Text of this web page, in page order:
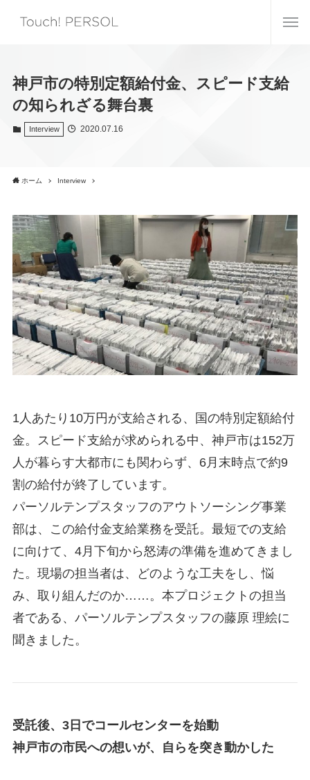
神戸市の特別定額給付金、スピード支給
の知られざる舞台裏
Interview 2020.07.16
ホーム Interview
1人あたり10万円が支給される、国の特別定額給付
金。スピード支給が求められる中、神戸市は152万
人が暮らす大都市にも関わらず、6月末時点で約9
割の給付が終了しています。
パーソルテンプスタッフのアウトソーシング事業
部は、この給付金支給業務を受託。最短での支給
に向けて、4月下旬から怒涛の準備を進めてきまし
た。現場の担当者は、どのような工夫をし、悩
み、取り組んだのか……。本プロジェクトの担当
者である、パーソルテンプスタッフの藤原 理絵に
聞きました。
受託後、3日でコールセンターを始動
神戸市の市民への想いが、自らを突き動かした